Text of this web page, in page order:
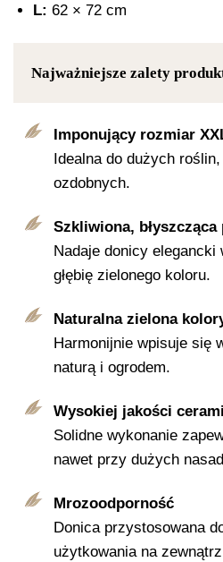
L: 62 × 72 cm
Najważniejsze zalety
Imponujący rozmiar
Idealna do dużych
ozdobnych.
Szkliwiona,
Nadaje donicy elegancki
głębię zielonego koloru.
Naturalna zielona
Harmonijnie wpisuje się
naturą i ogrodem.
Wysokiej jakości
Solidne wykonanie
nawet przy dużych
Mrozoodporność
Donica przystosowana
użytkowania na